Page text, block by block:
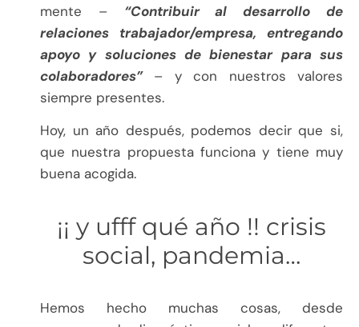
mente – “Contribuir al desarrollo de
relaciones trabajador/empresa, entregando
apoyo y soluciones de bienestar para sus
colaboradores”– y con nuestros valores
siempre presentes.
Hoy, un año después, podemos decir que si,
que nuestra propuesta funciona y tiene muy
buena acogida.
¡¡ y ufff qué año !! crisis
social, pandemia…
Hemos hecho muchas cosas, desde